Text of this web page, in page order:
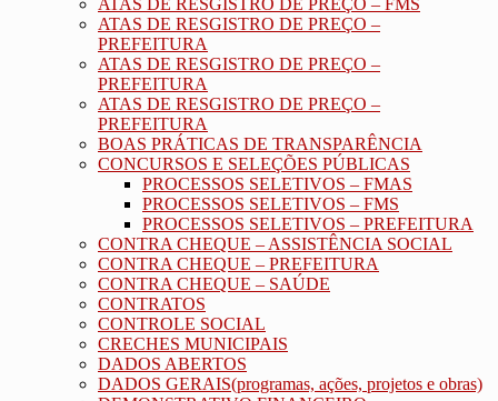
ATAS DE RESGISTRO DE PREÇO –
PREFEITURA
ATAS DE RESGISTRO DE PREÇO –
PREFEITURA
ATAS DE RESGISTRO DE PREÇO –
PREFEITURA
BOAS PRÁTICAS DE TRANSPARÊNCIA
CONCURSOS E SELEÇÕES PÚBLICAS
PROCESSOS SELETIVOS – FMAS
PROCESSOS SELETIVOS – FMS
PROCESSOS SELETIVOS – PREFEITURA
CONTRA CHEQUE – ASSISTÊNCIA SOCIAL
CONTRA CHEQUE – PREFEITURA
CONTRA CHEQUE – SAÚDE
CONTRATOS
CONTROLE SOCIAL
CRECHES MUNICIPAIS
DADOS ABERTOS
DADOS GERAIS(programas, ações, projetos e obras)